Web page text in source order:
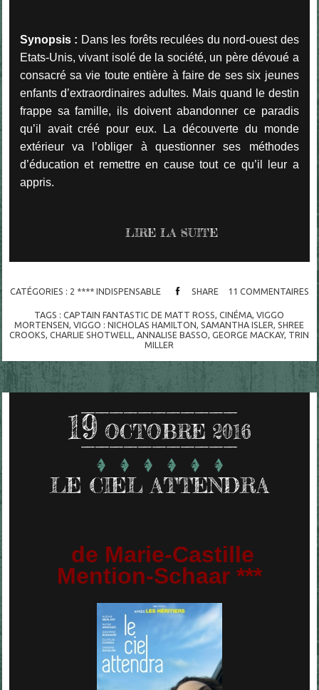
Synopsis : Dans les forêts reculées du nord-ouest des
Etats-Unis, vivant isolé de la société, un père dévoué a
consacré sa vie toute entière à faire de ses six jeunes
enfants d’extraordinaires adultes. Mais quand le destin
frappe sa famille, ils doivent abandonner ce paradis
qu’il avait créé pour eux. La découverte du monde
extérieur va l’obliger à questionner ses méthodes
d’éducation et remettre en cause tout ce qu’il leur a
appris.
LIRE LA SUITE
CATÉGORIES : 2 **** INDISPENSABLE SHARE 11 COMMENTAIRES
TAGS :CAPTAIN FANTASTIC DE MATT ROSS ,CINÉMA ,VIGGO
MORTENSEN ,VIGGO : NICHOLAS HAMILTON ,SAMANTHA ISLER ,SHREE
CROOKS ,CHARLIE SHOTWELL ANNALISE BASSO ,GEORGE MACKAY, TRIN
MILLER
19 OCTOBRE 2016
LE CIEL ATTENDRA
de Marie-Castille
Mention-Schaar ***